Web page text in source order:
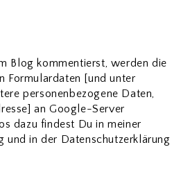
Blog kommentierst, werden die
Formulardaten [und unter
personenbezogene Daten,
an Google-Server
dazu findest Du in meiner
und in der Datenschutzerklärung